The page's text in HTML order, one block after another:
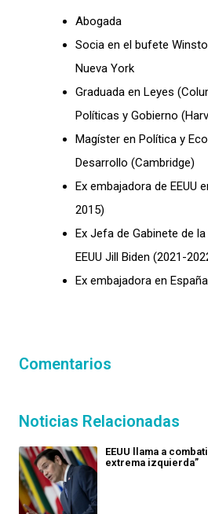
Abogada
Socia en el bufete
Nueva York
Graduada en Leyes
Políticas y Gobierno
Magíster en Política y
Desarrollo (Cambridge)
Ex embajadora de EEUU
2015)
Ex Jefa de Gabinete de
EEUU Jill Biden (2021-
Ex embajadora en
Comentarios
Noticias Relacionadas
EEUU llama a
extrema izquierda”